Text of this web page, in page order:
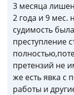
3 месяца
2 года и 9 мес.
судимость
преступление
претензий не
же есть явка с
работы и